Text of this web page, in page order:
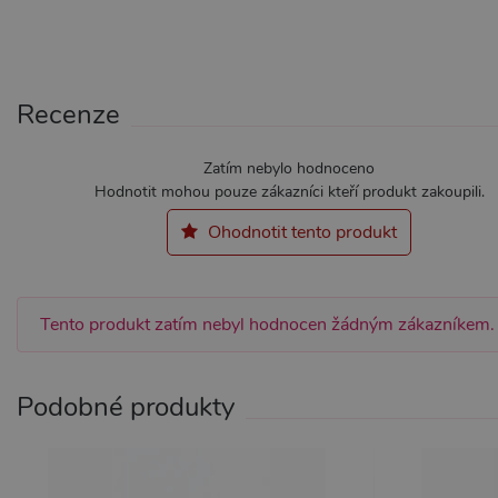
Recenze
Zatím nebylo hodnoceno
Hodnotit mohou pouze zákazníci kteří produkt zakoupili.
Ohodnotit tento produkt
Tento produkt zatím nebyl hodnocen žádným zákazníkem.
Podobné produkty
Název
CookieScriptConsent